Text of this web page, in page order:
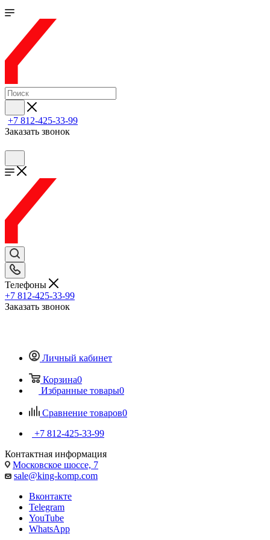
+7 812-425-33-99
Заказать звонок
Телефоны
+7 812-425-33-99
Заказать звонок
Личный кабинет
Корзина0
Избранные товары0
Сравнение товаров0
+7 812-425-33-99
Контактная информация
Московское шоссе, 7
sale@king-komp.com
Вконтакте
Telegram
YouTube
WhatsApp